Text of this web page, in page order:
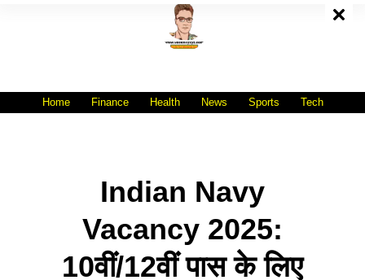
Home Finance Health News Sports Tech
Indian Navy
Vacancy 2025:
10वीं/12वीं पास के लिए